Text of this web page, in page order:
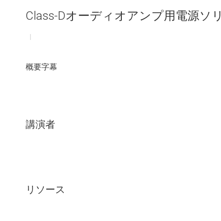
Class-Dオーディオアンプ用電源ソ
|
講演者
リソース